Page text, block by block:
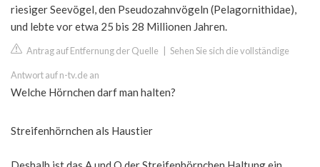
riesiger Seevögel, den Pseudozahnvögeln (Pelagornithidae),
und lebte vor etwa 25 bis 28 Millionen Jahren.
Antrag auf Entfernung der Quelle Sehen Sie sich die vollständige
Antwort auf n-tv.de an
Welche Hörnchen darf man halten?
Streifenhörnchen als Haustier